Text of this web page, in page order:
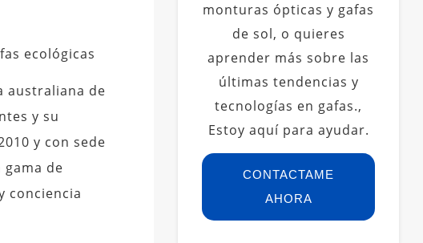
ecológicas
australiana de
y su
y con sede
gama de
conciencia
monturas ópticas y gafas
de sol, o quieres
aprender más sobre las
últimas tendencias y
tecnologías en gafas.,
Estoy aquí para ayudar.
CONTACTAME
AHORA